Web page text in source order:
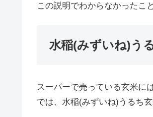
この説明でわからなかったこ
水稲(みずいね)う
スーパーで売っている玄米に
では、水稲(みずいね)うるち